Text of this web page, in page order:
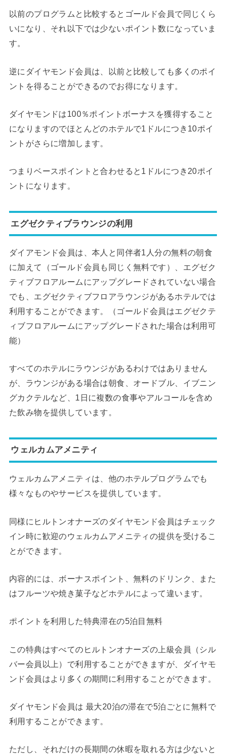
以前のプログラムと比較するとゴールド会員で同じくら
いになり、それ以下では少ないポイント数になっていま
す。
逆にダイヤモンド会員は、以前と比較しても多くのポイ
ントを得ることができるのでお得になります。
ダイヤモンドは100％ポイントボーナスを獲得すること
になりますのでほとんどのホテルで1ドルにつき10ポイ
ントがさらに増加します。
つまりベースポイントと合わせると1ドルにつき20ポイ
ントになります。
エグゼクティブラウンジの利用
ダイアモンド会員は、本人と同伴者1人分の無料の朝食
に加えて（ゴールド会員も同じく無料です）、エグゼク
ティブフロアルームにアップグレードされていない場合
でも、エグゼクティブフロアラウンジがあるホテルでは
利用することができます。（ゴールド会員はエグゼクテ
ィブフロアルームにアップグレードされた場合は利用可
能）
すべてのホテルにラウンジがあるわけではありません
が、ラウンジがある場合は朝食、オードブル、イブニン
グカクテルなど、1日に複数の食事やアルコールを含め
た飲み物を提供しています。
ウェルカムアメニティ
ウェルカムアメニティは、他のホテルプログラムでも
様々なものやサービスを提供しています。
同様にヒルトンオナーズのダイヤモンド会員はチェック
イン時に歓迎のウェルカムアメニティの提供を受けるこ
とができます。
内容的には、ボーナスポイント、無料のドリンク、また
はフルーツや焼き菓子などホテルによって違います。
ポイントを利用した特典滞在の5泊目無料
この特典はすべてのヒルトンオナーズの上級会員（シル
バー会員以上）で利用することができますが、ダイヤモ
ンド会員はより多くの期間に利用することができます。
ダイヤモンド会員は 最大20泊の滞在で5泊ごとに無料で
利用することができます。
ただし、それだけの長期間の休暇を取れる方は少ないと